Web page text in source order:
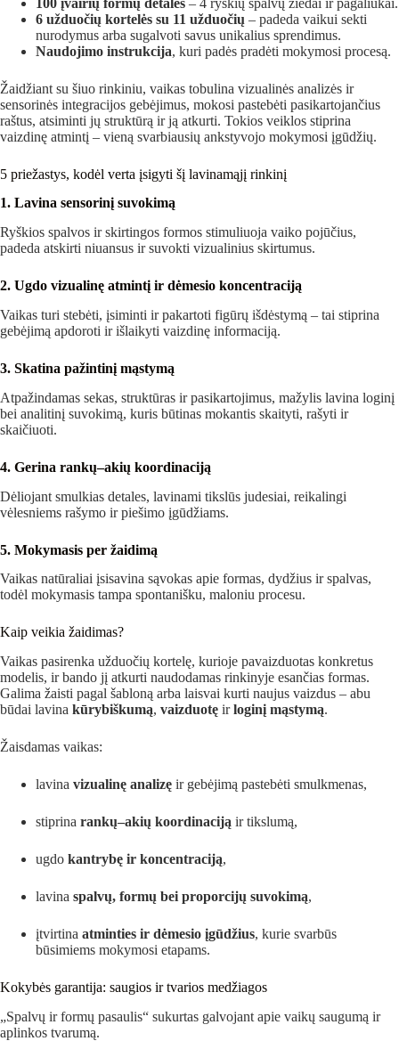
6 užduočių kortelės su 11 užduočių – padeda vaikui sekti
nurodymus arba sugalvoti savus unikalius sprendimus.
Naudojimo instrukcija, kuri padės pradėti mokymosi procesą.
Žaidžiant su šiuo rinkiniu, vaikas tobulina vizualinės analizės ir
sensorinės integracijos gebėjimus, mokosi pastebėti pasikartojančius
raštus, atsiminti jų struktūrą ir ją atkurti. Tokios veiklos stiprina
vaizdinę atmintį – vieną svarbiausių ankstyvojo mokymosi įgūdžių.
5 priežastys, kodėl verta įsigyti šį lavinamąjį rinkinį
1. Lavina sensorinį suvokimą
Ryškios spalvos ir skirtingos formos stimuliuoja vaiko pojūčius,
padeda atskirti niuansus ir suvokti vizualinius skirtumus.
2. Ugdo vizualinę atmintį ir dėmesio koncentraciją
Vaikas turi stebėti, įsiminti ir pakartoti figūrų išdėstymą – tai stiprina
gebėjimą apdoroti ir išlaikyti vaizdinę informaciją.
3. Skatina pažintinį mąstymą
Atpažindamas sekas, struktūras ir pasikartojimus, mažylis lavina loginį
bei analitinį suvokimą, kuris būtinas mokantis skaityti, rašyti ir
skaičiuoti.
4. Gerina rankų–akių koordinaciją
Dėliojant smulkias detales, lavinami tikslūs judesiai, reikalingi
vėlesniems rašymo ir piešimo įgūdžiams.
5. Mokymasis per žaidimą
Vaikas natūraliai įsisavina sąvokas apie formas, dydžius ir spalvas,
todėl mokymasis tampa spontanišku, maloniu procesu.
Kaip veikia žaidimas?
Vaikas pasirenka užduočių kortelę, kurioje pavaizduotas konkretus
modelis, ir bando jį atkurti naudodamas rinkinyje esančias formas.
Galima žaisti pagal šabloną arba laisvai kurti naujus vaizdus – abu
būdai lavina kūrybiškumą, vaizduotę irloginį mąstymą.
Žaisdamas vaikas:
lavina vizualinę analizę ir gebėjimą pastebėti smulkmenas,
stiprina rankų–akių koordinaciją ir tikslumą,
ugdo kantrybę ir koncentraciją,
lavina spalvų, formų bei proporcijų suvokimą,
įtvirtina atminties ir dėmesio įgūdžius, kurie svarbūs
būsimiems mokymosi etapams.
Kokybės garantija: saugios ir tvarios medžiagos
„Spalvų ir formų pasaulis“ sukurtas galvojant apie vaikų saugumą ir
aplinkos tvarumą.